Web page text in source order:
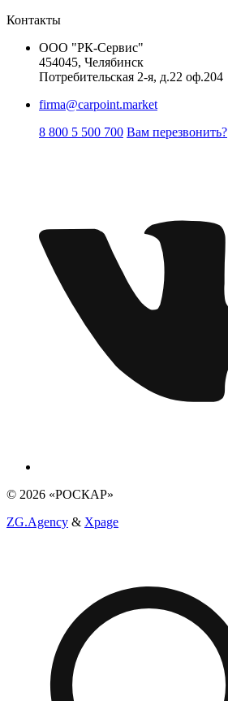
Контакты
ООО "РК-Сервис"
454045, Челябинск
Потребительская 2-я, д.22 оф.204
firma@carpoint.market
8 800 5 500 700 Вам перезвонить?
© 2026 «РОСКАР»
ZG.Agency & Xpage